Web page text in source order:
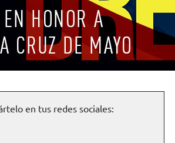
en tus redes sociales: